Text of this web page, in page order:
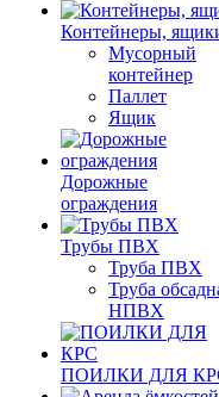
Контейнеры,
Мусорный
контейнер
Паллет
Ящик
Дорожные
ограждения
Трубы ПВХ
Труба ПВХ
Труба
НПВХ
ПОИЛКИ ДЛЯ